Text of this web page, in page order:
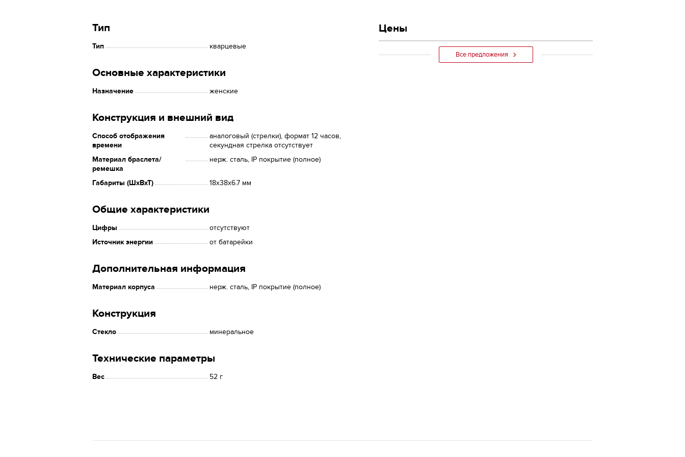
Тип
Тип кварцевые
Основные характеристики
Назначение женские
Конструкция и внешний вид
Способ отображения
времени
аналоговый (стрелки), формат 12 часов,
секундная стрелка отсутствует
Материал браслета/
ремешка
нерж. сталь, IP покрытие (полное)
Габариты (ШхВхТ) 18x38x6.7 мм
Общие характеристики
Цифры
отсутствуют
Источник энергии
от батарейки
Дополнительная информация
Материал корпуса нерж. сталь, IP покрытие (полное)
Конструкция
Стекло минеральное
Технические параметры
Вес 52 г
Цены
Все предложения